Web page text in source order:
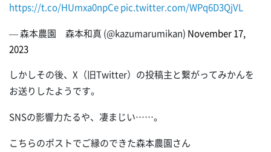
https://t.co/HUmxa0npCepic.twitter.com/WPq6D3QjVL
— 森本農園 森本和真 (@kazumarumikan) November 17,
2023
しかしその後、X（旧Twitter）の投稿主と繋がってみかんを
お送りしたようです。
SNSの影響力たるや、凄まじい……。
こちらのポストでご縁のできた森本農園さん